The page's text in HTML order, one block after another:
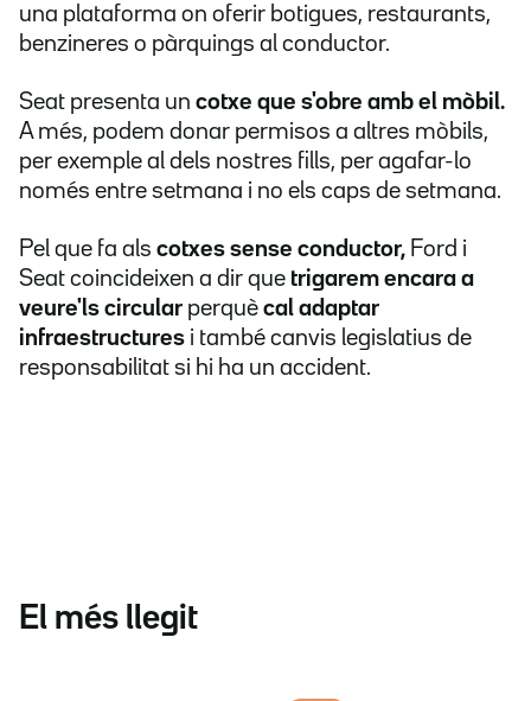
una plataforma on oferir botigues, restaurants,
benzineres o pàrquings al conductor.
Seat presenta un cotxe que s'obre amb el mòbil.
A més, podem donar permisos a altres mòbils,
per exemple al dels nostres fills, per agafar-lo
només entre setmana i no els caps de setmana.
Pel que fa als cotxes sense conductor, Ford i
Seat coincideixen a dir que trigarem encara a
veure'ls circular perquè cal adaptar
infraestructures i també canvis legislatius de
responsabilitat si hi ha un accident.
El més llegit